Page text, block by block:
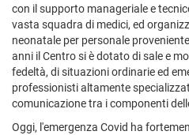
con il supporto manageriale e
vasta squadra di medici, ed
neonatale per personale
anni il Centro si è dotato di sale e
fedeltà, di situazioni ordinarie ed
professionisti altamente
comunicazione tra i componenti
Oggi, l'emergenza Covid ha